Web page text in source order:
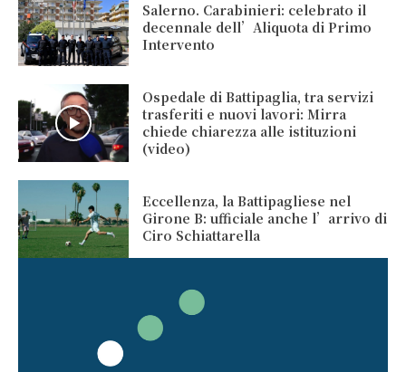
Salerno. Carabinieri: celebrato il
decennale dell’Aliquota di Primo
Intervento
Ospedale di Battipaglia, tra servizi
trasferiti e nuovi lavori: Mirra
chiede chiarezza alle istituzioni
(video)
Eccellenza, la Battipagliese nel
Girone B: ufficiale anche l’arrivo di
Ciro Schiattarella